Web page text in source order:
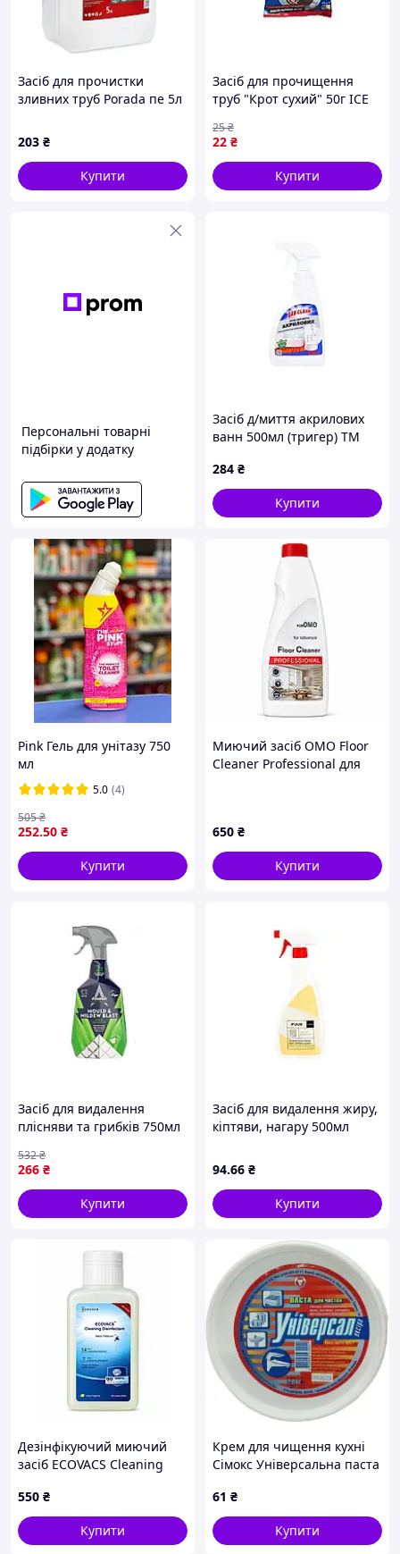
Засіб для прочистки
зливних труб Porada пе 5л
203 ₴
Купити
Засіб для прочищення
труб "Крот сухий" 50г ICE
22 ₴
25₴
Купити
Персональні товарні
підбірки у додатку
Засіб д/миття акрилових
ванн 500мл (тригер) ТМ
284 ₴
Купити
Pink Гель для унітазу 750
мл
5.0 (4)
252.50 ₴
505₴
Купити
Миючий засіб OMO Floor
Cleaner Professional для
650 ₴
Купити
Засіб для видалення
плісняви та грибків 750мл
266 ₴
532₴
Купити
Засіб для видалення жиру,
кіптяви, нагару 500мл
94.66 ₴
Купити
Дезінфікуючий миючий
засіб ECOVACS Cleaning
260 мл для роботів-
пилососів
550 ₴
Купити
Крем для чищення кухні
Сімокс Універсальна паста
(U1019582_BR)
61 ₴
Купити